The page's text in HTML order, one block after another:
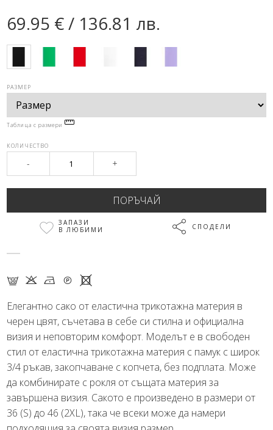
69.95 € / 136.81 лв.
РАЗМЕР
Таблица с размери
КОЛИЧЕСТВО
- +
ЗАПАЗИ
В ЛЮБИМИ
СПОДЕЛИ
G K N Q X
Елегантно сако от еластична трикотажна материя в
черен цвят, съчетава в себе си стилна и официална
визия и неповторим комфорт. Моделът е в свободен
стил от еластична трикотажна материя с памук с широк
3/4 ръкав, закопчаване с копчета, без подплата. Може
да комбинирате с рокля от същата материя за
завършена визия. Сакото е произведено в размери от
36 (S) до 46 (2XL), така че всeки може да намери